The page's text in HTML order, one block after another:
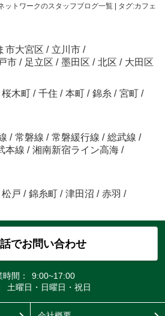
ットワークのスタッフブログ一覧 | タグ:カフェ
市大宮区 / 立川市 /
市 / 足立区 / 墨田区 / 北区 / 大田区
桜木町 / 千住 / 本町 / 錦糸 / 宮町 /
/ 常磐線 / 常磐緩行線 / 総武線 /
本線 / 湘南新宿ライン高海 /
松戸 / 錦糸町 / 津田沼 / 赤羽 /
でお問い合わせ
間：
9:00~17:00
土曜日・日曜日・祝日